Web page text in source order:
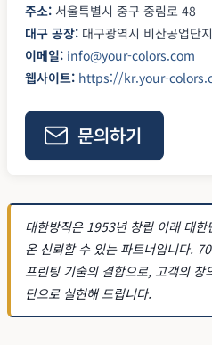
주소: 서울특별시 중구 중림로 48
대구 공장: 대구광역시 비산공업단지
이메일: info@your-colors.com
웹사이트: https://kr.your-
문의하기
대한방직은 1953년 창립 이래 대
온 신뢰할 수 있는 파트너입니다.
프린팅 기술의 결합으로, 고객의 창
단으로 실현해 드립니다.